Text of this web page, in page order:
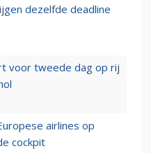
dezelfde deadline
voor tweede dag op rij
airlines op
cockpit